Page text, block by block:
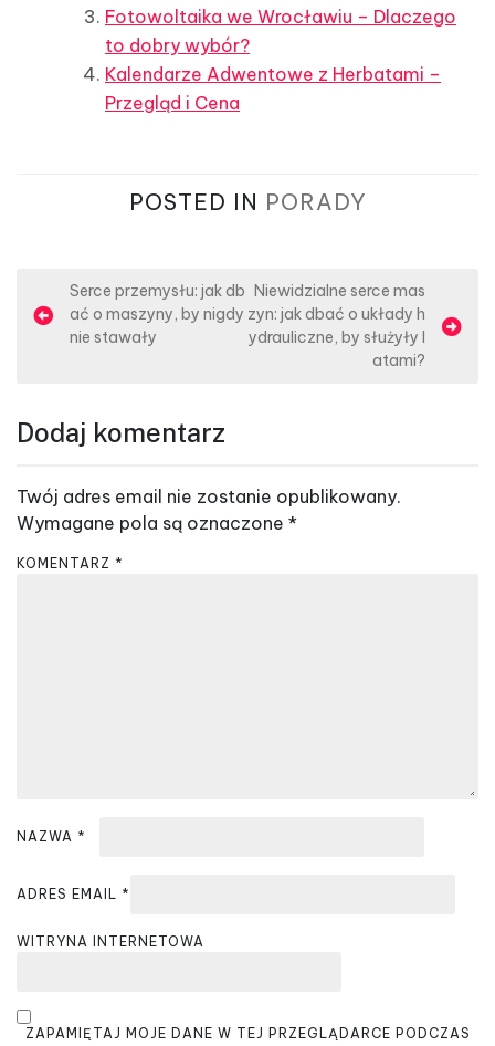
Fotowoltaika we Wrocławiu – Dlaczego
to dobry wybór?
Kalendarze Adwentowe z Herbatami –
Przegląd i Cena
POSTED IN PORADY
a
g
c
j
a
Serce przemysłu: jak db
ać o maszyny, by nigdy
nie stawały
Niewidzialne serce mas
zyn: jak dbać o układy h
ydrauliczne, by służyły l
atami?
Dodaj komentarz
Twój adres email nie zostanie opublikowany.
Wymagane pola są oznaczone *
KOMENTARZ *
NAZWA *
ADRES EMAIL *
WITRYNA INTERNETOWA
ZAPAMIĘTAJ MOJE DANE W TEJ PRZEGLĄDARCE PODCZAS